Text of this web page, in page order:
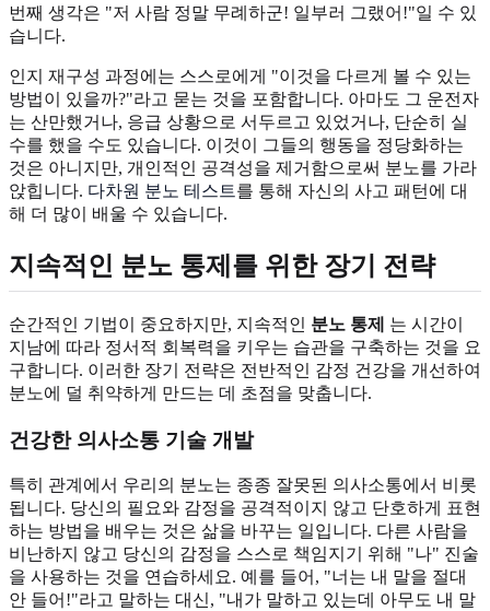
번째 생각은 "저 사람 정말 무례하군! 일부러 그랬어!"일 수 있
습니다.
인지 재구성 과정에는 스스로에게 "이것을 다르게 볼 수 있는
방법이 있을까?"라고 묻는 것을 포함합니다. 아마도 그 운전자
는 산만했거나, 응급 상황으로 서두르고 있었거나, 단순히 실
수를 했을 수도 있습니다. 이것이 그들의 행동을 정당화하는
것은 아니지만, 개인적인 공격성을 제거함으로써 분노를 가라
앉힙니다. 다차원 분노 테스트를 통해 자신의 사고 패턴에 대
해 더 많이 배울 수 있습니다.
지속적인 분노 통제를 위한 장기 전략
순간적인 기법이 중요하지만, 지속적인 분노 통제
는 시간이
지남에 따라 정서적 회복력을 키우는 습관을 구축하는 것을 요
구합니다. 이러한 장기 전략은 전반적인 감정 건강을 개선하여
분노에 덜 취약하게 만드는 데 초점을 맞춥니다.
건강한 의사소통 기술 개발
특히 관계에서 우리의 분노는 종종 잘못된 의사소통에서 비롯
됩니다. 당신의 필요와 감정을 공격적이지 않고 단호하게 표현
하는 방법을 배우는 것은 삶을 바꾸는 일입니다. 다른 사람을
비난하지 않고 당신의 감정을 스스로 책임지기 위해 "나" 진술
을 사용하는 것을 연습하세요. 예를 들어, "너는 내 말을 절대
안 들어!"라고 말하는 대신, "내가 말하고 있는데 아무도 내 말